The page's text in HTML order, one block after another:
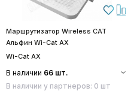
Маршрутизатор Wireless CAT
Альфин Wi-Cat AX
Wi-Cat AX
В наличии 66 шт.
В наличии у партнеров: 0 шт